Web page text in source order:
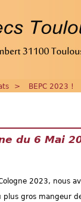
> BEPC 2023 !
du 6 Mai
2023, nous
gros mangeur